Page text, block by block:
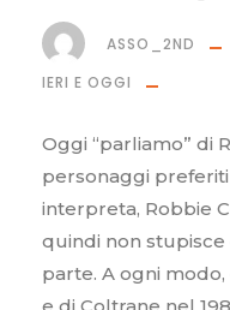
ASSO_2ND
IERI E OGGI
Oggi “parliamo” di
personaggi preferiti
interpreta, Robbie
quindi non
parte. A ogni